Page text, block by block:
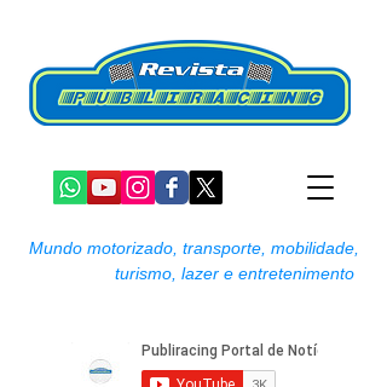
Mundo motorizado, transporte, mobilidade,
turismo, lazer e entretenimento